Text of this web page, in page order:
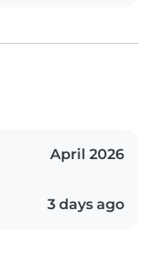
April 2026
3 days ago